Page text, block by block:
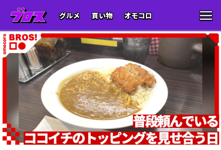
グルメ 買い物 オモコロ